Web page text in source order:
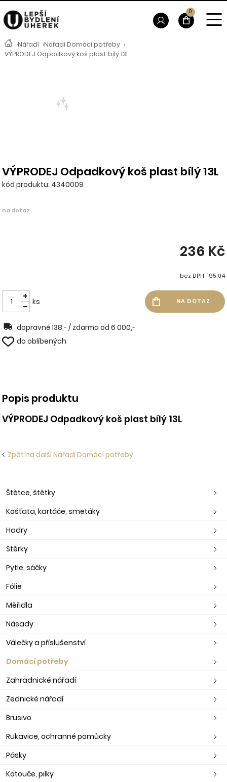
›Nářadí ›Nářadí Domácí potřeby ›
VÝPRODEJ Odpadkový koš plast bílý 13L
VÝPRODEJ Odpadkový koš plast bílý 13L
kód produktu: 4340009
na dotaz
236 Kč
bez DPH: 195,04
ks
dopravné 138,- / zdarma od 6 000,-
do oblíbených
Popis produktu
VÝPRODEJ Odpadkový koš plast bílý 13L
Zpět na další Nářadí Domácí potřeby
Štětce, štětky
Košťata, kartáče, smetáky
Hadry
Stěrky
Pytle, sáčky
Fólie
Měřidla
Násady
Válečky a příslušenství
Domácí potřeby
Zahradnické nářadí
Zednické nářadí
Brusivo
Rukavice, ochranné pomůcky
Pásky
Kotouče, pilky
0